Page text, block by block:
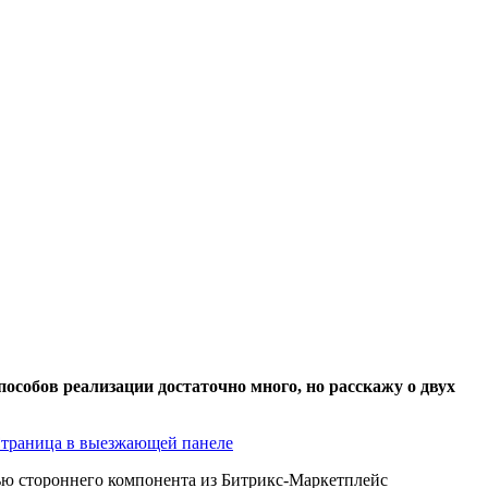
реализации достаточно много, но расcкажу о двух
в выезжающей панеле
компонента из Битрикс-Маркетплейс